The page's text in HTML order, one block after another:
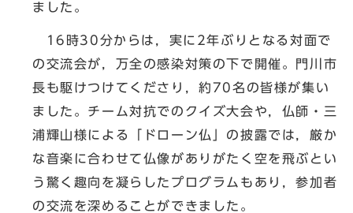
ました。
16時30分からは，実に2年ぶりとなる対面で
の交流会が，万全の感染対策の下で開催。門川市
長も駆けつけてくださり，約70名の皆様が集い
ました。チーム対抗でのクイズ大会や，仏師・三
浦輝山様による「ドローン仏」の披露では，厳か
な音楽に合わせて仏像がありがたく空を飛ぶとい
う驚く趣向を凝らしたプログラムもあり，参加者
の交流を深めることができました。